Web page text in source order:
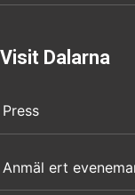
Visit Dalarna
Press
Anmäl ert